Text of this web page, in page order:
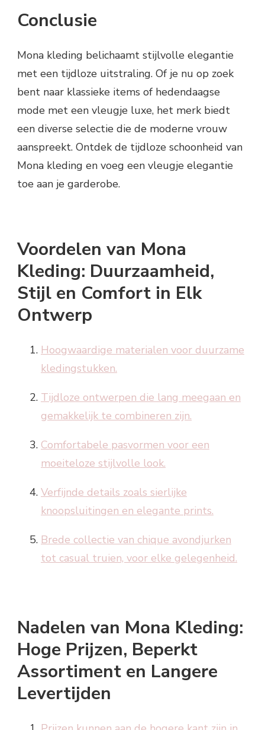
Conclusie
Mona kleding belichaamt stijlvolle elegantie
met een tijdloze uitstraling. Of je nu op zoek
bent naar klassieke items of hedendaagse
mode met een vleugje luxe, het merk biedt
een diverse selectie die de moderne vrouw
aanspreekt. Ontdek de tijdloze schoonheid van
Mona kleding en voeg een vleugje elegantie
toe aan je garderobe.
Voordelen van Mona
Kleding: Duurzaamheid,
Stijl en Comfort in Elk
Ontwerp
Hoogwaardige materialen voor duurzame
kledingstukken.
Tijdloze ontwerpen die lang meegaan en
gemakkelijk te combineren zijn.
Comfortabele pasvormen voor een
moeiteloze stijlvolle look.
Verfijnde details zoals sierlijke
knoopsluitingen en elegante prints.
Brede collectie van chique avondjurken
tot casual truien, voor elke gelegenheid.
Nadelen van Mona Kleding:
Hoge Prijzen, Beperkt
Assortiment en Langere
Levertijden